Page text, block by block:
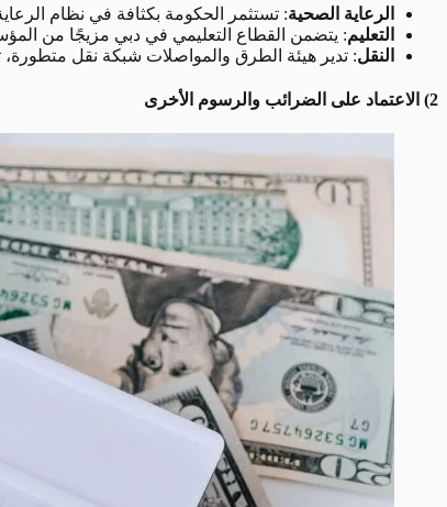
الرعاية الصحية: تستثمر الحكومة بكثافة في نظام الرعاية الصحية،
التعليم: يتضمن القطاع التعليمي في دبي مزيجًا من المؤسسات
النقل: تدير هيئة الطرق والمواصلات شبكة نقل
2) الاعتماد على الضرائب والرسوم الأخرى